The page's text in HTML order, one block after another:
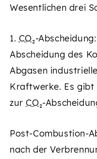
Wesentlichen drei
1. CO₂-
Abscheidung des
Abgasen
Kraftwerke. Es gibt
zurCO₂-
Post-Combustion-
nach der